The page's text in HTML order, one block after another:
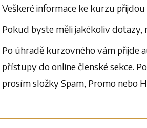
Veškeré informace ke kurzu
Pokud byste měli jakékoliv dotazy,
Po úhradě kurzovného vám přijde
přístupy do online členské sekce.
prosím složky Spam, Promo nebo